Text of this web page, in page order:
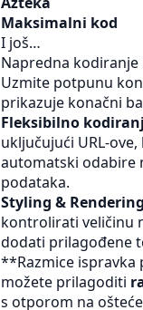
Maksimalni kod
I još…
Napredna
Uzmite potpunu
prikazuje konačni
Fleksibilno
uključujući URL-
automatski odabire
podataka.
Styling & Rendering
kontrolirati veličinu
dodati prilagođene
**Razmice
možete prilagoditi
s otporom na